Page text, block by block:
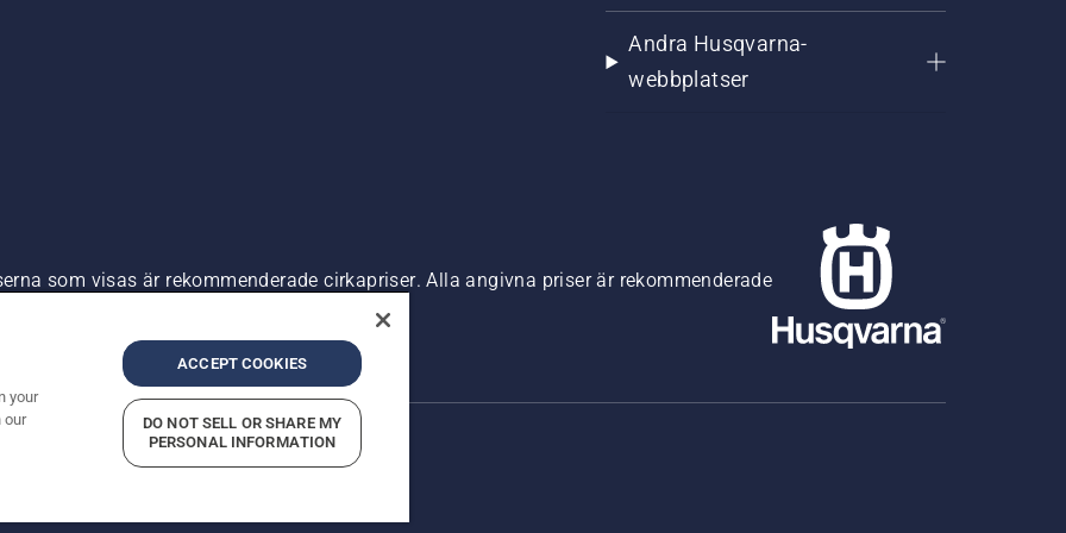
Andra Husqvarna-
webbplatser
som visas är rekommenderade cirkapriser. Alla angivna priser är rekommenderade
Företagsinformation
your
our
ACCEPT COOKIES
DO NOT SELL OR SHARE MY
PERSONAL INFORMATION